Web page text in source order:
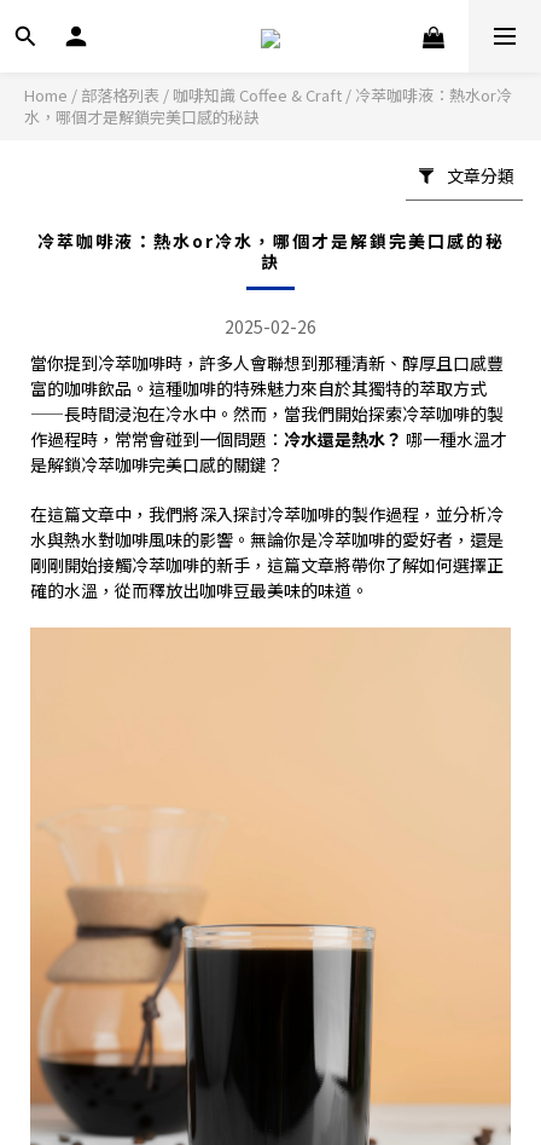
Home / 部落格列表 / 咖啡知識 Coffee & Craft / 冷萃咖啡液：熱水or冷
水，哪個才是解鎖完美口感的秘訣
文章分類
冷萃咖啡液：熱水or冷水，哪個才是解鎖完美口感的秘
訣
2025-02-26
當你提到冷萃咖啡時，許多人會聯想到那種清新、醇厚且口感豐
富的咖啡飲品。這種咖啡的特殊魅力來自於其獨特的萃取方式
——長時間浸泡在冷水中。然而，當我們開始探索冷萃咖啡的製
作過程時，常常會碰到一個問題： 冷水還是熱水？ 哪一種水溫才
是解鎖冷萃咖啡完美口感的關鍵？
在這篇文章中，我們將深入探討冷萃咖啡的製作過程，並分析冷
水與熱水對咖啡風味的影響。無論你是冷萃咖啡的愛好者，還是
剛剛開始接觸冷萃咖啡的新手，這篇文章將帶你了解如何選擇正
確的水溫，從而釋放出咖啡豆最美味的味道。